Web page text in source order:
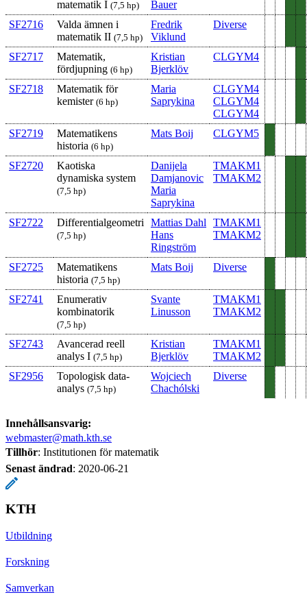
matematik I (7,5 hp)
Bauer
SF2716
Valda ämnen i
matematik II (7,5 hp)
Fredrik
Viklund
Diverse
SF2717
Matematik,
fördjupning (6 hp)
Kristian
Bjerklöv
CLGYM4
SF2718
Matematik för
kemister (6 hp)
Maria
Saprykina
CLGYM4
CLGYM4
CLGYM4
SF2719
Matematikens
historia (6 hp)
Mats Boij CLGYM5
SF2720
Kaotiska
dynamiska system
(7,5 hp)
Danijela
Damjanovic
Maria
Saprykina
TMAKM1
TMAKM2
SF2722 Differentialgeometri
(7,5 hp)
Mattias Dahl
Hans
Ringström
TMAKM1
TMAKM2
SF2725
Matematikens
historia (7,5 hp)
Mats Boij Diverse
SF2741
Enumerativ
kombinatorik
(7,5 hp)
Svante
Linusson
TMAKM1
TMAKM2
SF2743
Avancerad reell
analys I (7,5 hp)
Kristian
Bjerklöv
TMAKM1
TMAKM2
SF2956
Topologisk data­
analys (7,5 hp)
Wojciech
Chachólski
Diverse
Innehållsansvarig:
webmaster@math.kth.se
Tillhör: Institutionen för matematik
Senast ändrad: 2020-06-21
KTH
Utbildning
Forskning
Samverkan